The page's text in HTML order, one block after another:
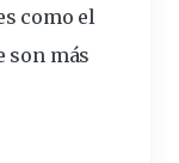
como el
son más